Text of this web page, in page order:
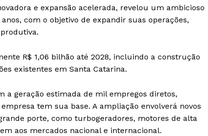
e expansão acelerada, revelou um ambicioso
com o objetivo de expandir suas operações,
R$ 1,06 bilhão até 2028, incluindo a construção
existentes em Santa Catarina.
a geração estimada de mil empregos diretos,
tem sua base. A ampliação envolverá novos
porte, como turbogeradores, motores de alta
aos mercados nacional e internacional.